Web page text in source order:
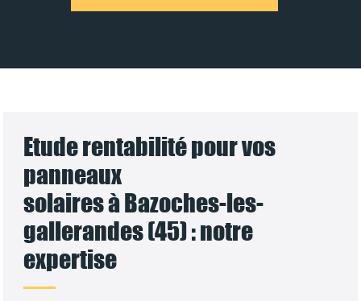
Etude rentabilité pour vos
panneaux
solaires à Bazoches-les-
gallerandes (45) : notre
expertise